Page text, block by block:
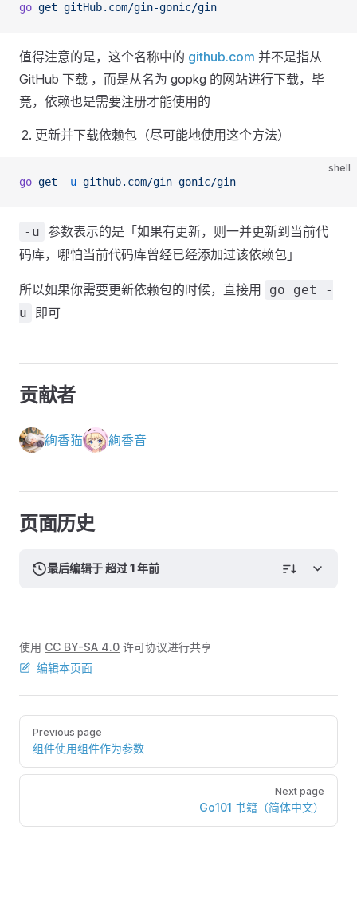
go get gitHub.com/gin-gonic/gin
值得注意的是，这个名称中的 github.com 并不是指从
GitHub 下载 ，而是从名为 gopkg 的网站进行下载，毕
竟，依赖也是需要注册才能使用的
更新并下载依赖包（尽可能地使用这个方法）
shell
go get -u github.com/gin-gonic/gin
-u 参数表示的是「如果有更新，则一并更新到当前代
码库，哪怕当前代码库曾经已经添加过该依赖包」
所以如果你需要更新依赖包的时候，直接用
go get -
u
即可
贡献者
絢香猫 絢香音
页面历史
最后编辑于 超过 1 年前
使用 CC BY-SA 4.0 许可协议进行共享
编辑本页面
PagerPrevious page
组件使用组件作为参数
Next page
Go101 书籍（简体中文）